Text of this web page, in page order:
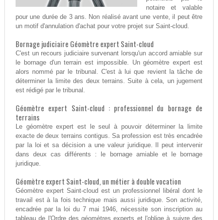
notaire et valable
pour une durée de 3 ans. Non réalisé avant une vente, il peut être
un motif d'annulation d'achat pour votre projet sur Saint-cloud.
Bornage judiciaire Géomètre expert Saint-cloud
C'est un recours judiciaire survenant lorsqu'un accord amiable sur
le bornage d'un terrain est impossible. Un géomètre expert est
alors nommé par le tribunal. C'est à lui que revient la tâche de
déterminer la limite des deux terrains. Suite à cela, un jugement
est rédigé par le tribunal.
Géomètre expert Saint-cloud : professionnel du bornage de
terrains
Le géomètre expert est le seul à pouvoir déterminer la limite
exacte de deux terrains contigus. Sa profession est très encadrée
par la loi et sa décision a une valeur juridique. Il peut intervenir
dans deux cas différents : le bornage amiable et le bornage
juridique.
Géomètre expert Saint-cloud, un métier à double vocation
Géomètre expert Saint-cloud est un professionnel libéral dont le
travail est à la fois technique mais aussi juridique. Son activité,
encadrée par la loi du 7 mai 1946, nécessite son inscription au
tableau de l'Ordre des géomètres experts et l'oblige à suivre des